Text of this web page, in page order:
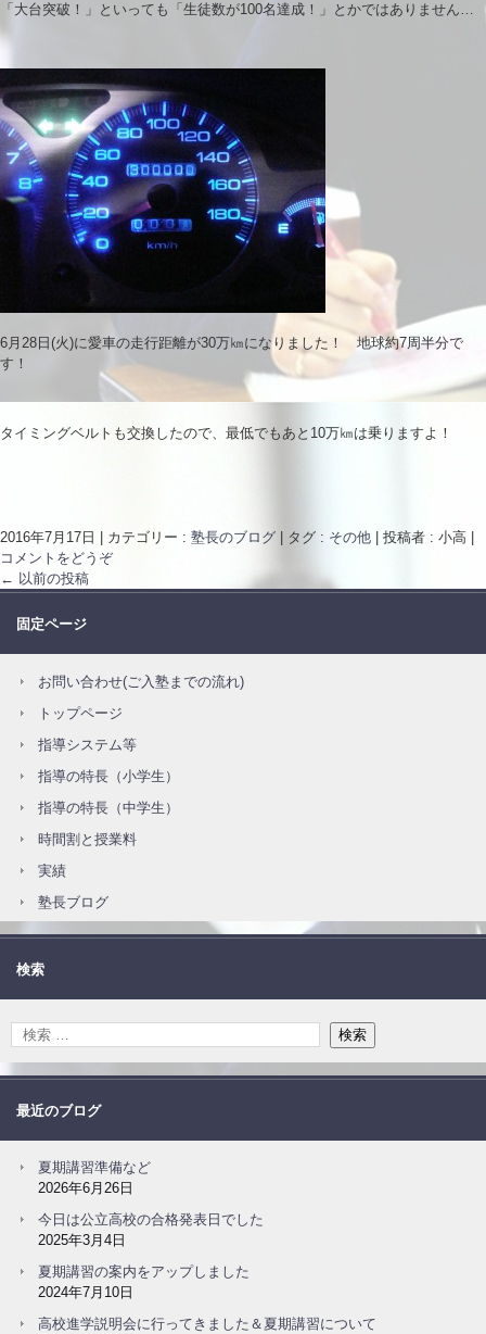
「大台突破！」といっても「生徒数が100名達成！」とかではありません…
6月28日(火)に愛車の走行距離が30万㎞になりました！ 地球約7周半分で
す！
タイミングベルトも交換したので、最低でもあと10万㎞は乗りますよ！
2016年7月17日 カテゴリー : 塾長のブログ タグ : その他 投稿者 : 小高
コメントをどうぞ
← 以前の投稿
固定ページ
お問い合わせ(ご入塾までの流れ)
トップページ
指導システム等
指導の特長（小学生）
指導の特長（中学生）
時間割と授業料
実績
塾長ブログ
検索
最近のブログ
夏期講習準備など
2026年6月26日
今日は公立高校の合格発表日でした
2025年3月4日
夏期講習の案内をアップしました
2024年7月10日
高校進学説明会に行ってきました＆夏期講習について